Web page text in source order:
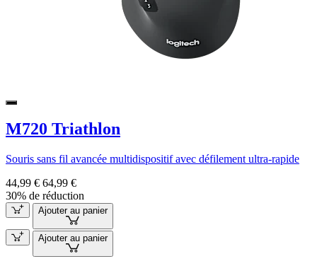
M720 Triathlon
Souris sans fil avancée multidispositif avec défilement ultra-rapide
44,99 € 64,99 €
30% de réduction
Ajouter au panier
Ajouter au panier